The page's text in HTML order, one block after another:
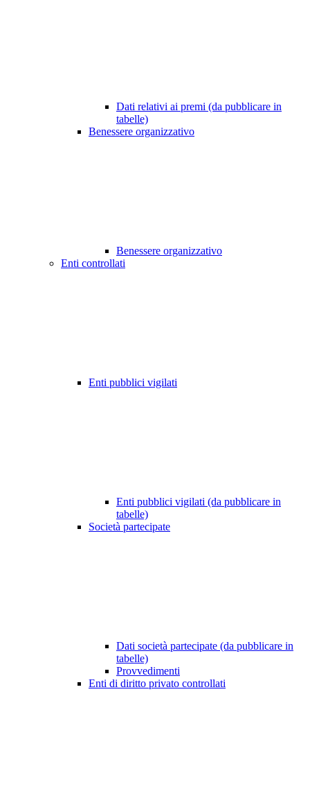
Dati relativi ai premi (da pubblicare in
tabelle)
Benessere organizzativo
Benessere organizzativo
Enti controllati
Enti pubblici vigilati
Enti pubblici vigilati (da pubblicare in
tabelle)
Società partecipate
Dati società partecipate (da pubblicare in
tabelle)
Provvedimenti
Enti di diritto privato controllati